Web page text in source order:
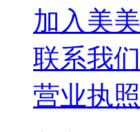
加入美美
联系我们
营业执照